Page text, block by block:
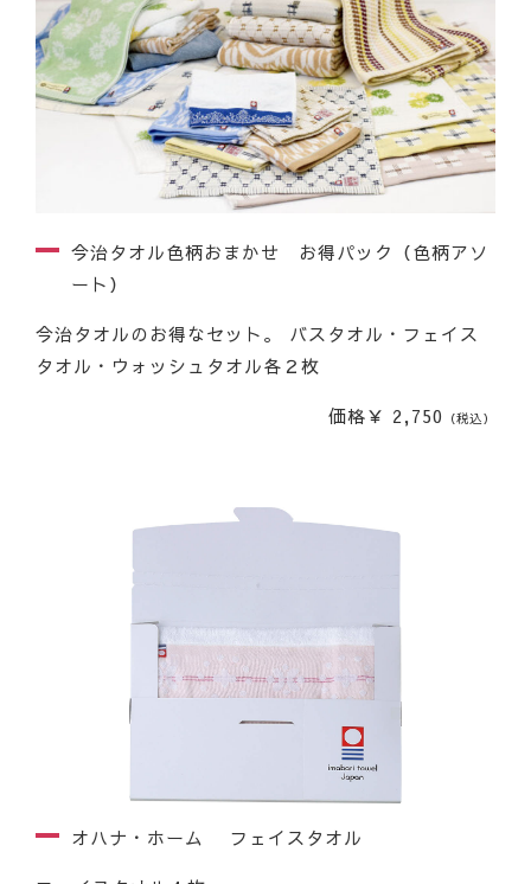
今治タオル色柄おまかせ お得パック（色柄アソ
ート）
今治タオルのお得なセット。 バスタオル・フェイス
タオル・ウォッシュタオル各２枚
価格￥ 2,750 （税込）
オハナ・ホーム フェイスタオル